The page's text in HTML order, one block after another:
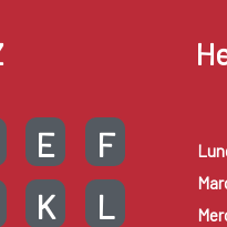
E
F
K
L